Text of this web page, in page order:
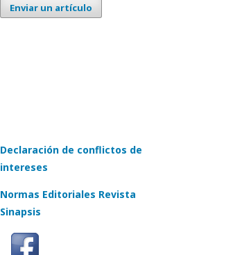
Enviar un artículo
Declaración de conflictos de
intereses
Normas Editoriales Revista
Sinapsis